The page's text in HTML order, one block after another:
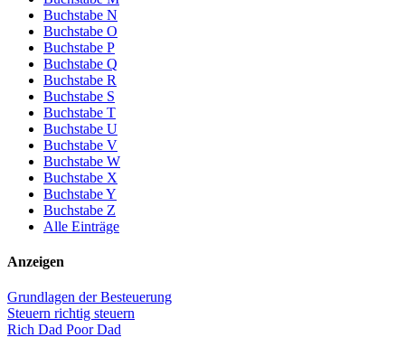
Buchstabe N
Buchstabe O
Buchstabe P
Buchstabe Q
Buchstabe R
Buchstabe S
Buchstabe T
Buchstabe U
Buchstabe V
Buchstabe W
Buchstabe X
Buchstabe Y
Buchstabe Z
Alle Einträge
Anzeigen
Grundlagen der Besteuerung
Steuern richtig steuern
Rich Dad Poor Dad